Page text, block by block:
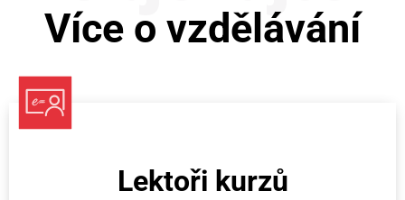
Více o vzdělávání
Lektoři kurzů